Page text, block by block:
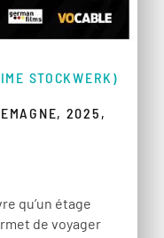
STOCKWERK)
2025,
qu’un étage
de voyager